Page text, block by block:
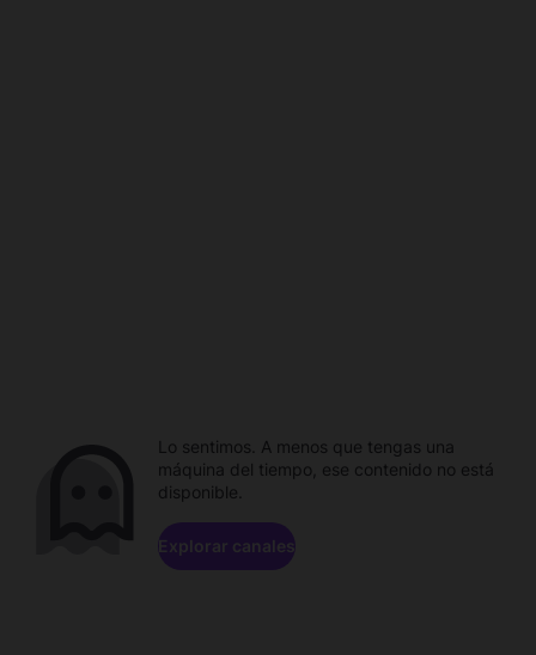
Lo sentimos. A menos que tengas una
máquina del tiempo, ese contenido no está
disponible.
Explorar canales